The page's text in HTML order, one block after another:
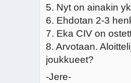
5. Nyt on ainakin
6. Ehdotan 2-3
7. Eka CIV on
8. Arvotaan.
joukkueet?
-Jere-